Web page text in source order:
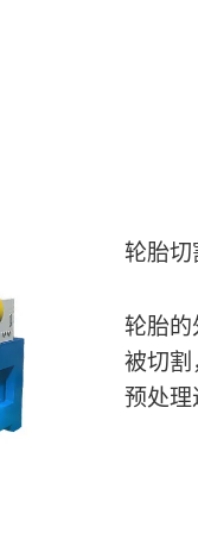
轮胎
轮胎
被切
预处理